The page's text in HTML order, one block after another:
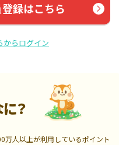
録はこちら
からログイン
に？
万人以上が利用しているポイント